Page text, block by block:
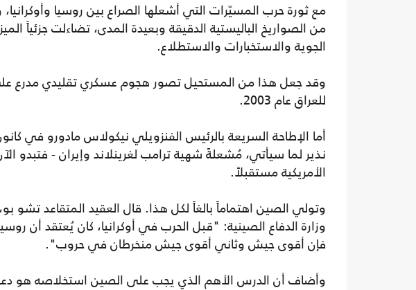
مع ثورة حرب المسيّرات التي أشعلها الصراع بين روسيا
من الصواريخ الباليستية الدقيقة وبعيدة المدى، تضاءلت جزئياً
الجوية والاستخبارات والاستطلاع.
وقد جعل هذا من المستحيل تصور هجوم عسكري تقليدي مدرع
للعراق عام 2003.
أما الإطاحة السريعة بالرئيس الفنزويلي نيكولاس مادورو في
نذير لما سيأتي، مُشعلةً شهية ترامب لغرينلاند وإيران - فتبدو
الأمريكية مستقبلاً.
وتولي الصين اهتماماً بالغاً لكل هذا. قال العقيد المتقاعد تشو
وزارة الدفاع الصينية: "قبل الحرب في أوكرانيا، كان يُعتقد أن
فإن أقوى جيش وثاني أقوى جيش منخرطان في حروب".
وأضاف أن الدرس الأهم الذي يجب على الصين استخلاصه هو